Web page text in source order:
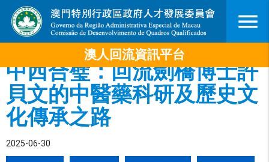
menu
澳人回流資訊平台
中西合璧：回流劍橋博士許
貝文的中醫藥科研及歷史文
化傳承之路
2025-06-30